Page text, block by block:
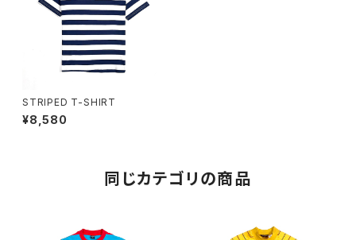
STRIPED T-SHIRT
¥8,580
同じカテゴリの商品